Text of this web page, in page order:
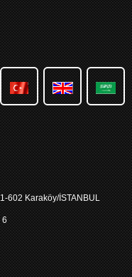
602 Karaköy/İSTANBUL
6